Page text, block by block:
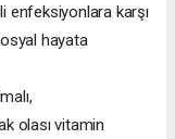
enfeksiyonlara karşı
hayata
olası vitamin